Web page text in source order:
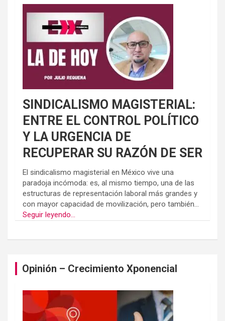
SINDICALISMO MAGISTERIAL:
ENTRE EL CONTROL POLÍTICO
Y LA URGENCIA DE
RECUPERAR SU RAZÓN DE SER
El sindicalismo magisterial en México vive una
paradoja incómoda: es, al mismo tiempo, una de las
estructuras de representación laboral más grandes y
con mayor capacidad de movilización, pero también...
Seguir leyendo...
Opinión – Crecimiento Xponencial